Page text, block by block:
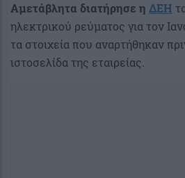
Αμετάβλητα διατήρησε η ΔΕΗ
ηλεκτρικού ρεύματος για τον
τα στοιχεία που αναρτήθηκαν
ιστοσελίδα της εταιρείας.